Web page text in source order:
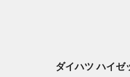
ダイハツ ハイゼ